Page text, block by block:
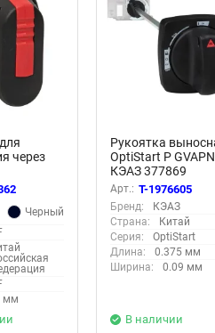
через
250А
tb-160-
Черный
мм
Рукоятка
OptiStart P
КЭАЗ 377869
Арт.: T-1976605
Бренд:
КЭАЗ
Страна:
Китай
Серия:
OptiStart
Длина:
0.375 мм
Ширина:
0.09 мм
В наличии